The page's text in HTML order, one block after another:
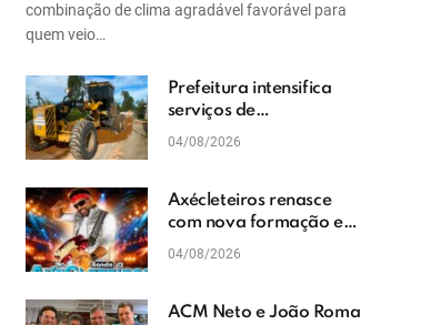
combinação de clima agradável favorável para
quem veio…
Prefeitura intensifica
serviços de
patrolamento e
04/08/2026
Axécleteiros renasce
com nova formação e
promete agitar os
04/08/2026
ACM Neto e João Roma